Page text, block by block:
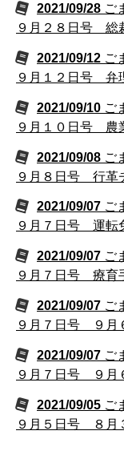
2021/09/28 ご
９月２８日号 総
2021/09/12 ご
９月１２日号 弁
2021/09/10 ご
９月１０日号 農
2021/09/08 ご
９月８日号 行革
2021/09/07 ご
９月７日号 運転
2021/09/07 ご
９月７日号 療育
2021/09/07 ご
９月７日号 ９月
2021/09/07 ご
９月７日号 ９月
2021/09/05 ご
９月５日号 ８月